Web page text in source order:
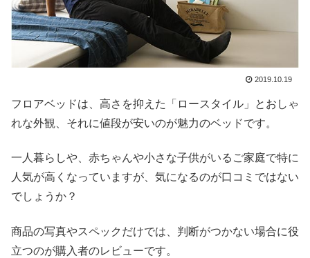
2019.10.19
フロアベッドは、高さを抑えた「ロースタイル」とおしゃ
れな外観、それに値段が安いのが魅力のベッドです。
一人暮らしや、赤ちゃんや小さな子供がいるご家庭で特に
人気が高くなっていますが、気になるのが口コミではない
でしょうか？
商品の写真やスペックだけでは、判断がつかない場合に役
立つのが購入者のレビューです。